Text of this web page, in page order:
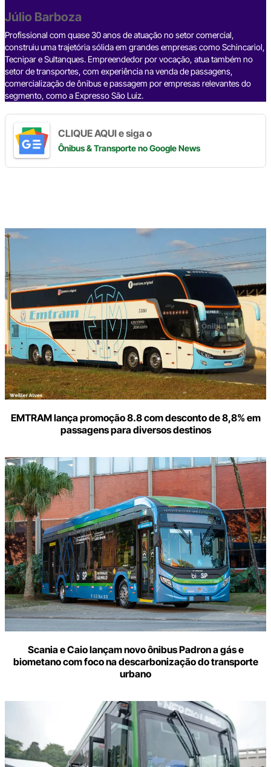
o
k
Júlio Barboza
Profissional com quase 30 anos de atuação no setor comercial,
construiu uma trajetória sólida em grandes empresas como Schincariol,
Tecnipar e Sultanques. Empreendedor por vocação, atua também no
setor de transportes, com experiência na venda de passagens,
comercialização de ônibus e passagem por empresas relevantes do
segmento, como a Expresso São Luiz.
CLIQUE AQUI e siga o
Ônibus & Transporteno Google News
EMTRAM lança promoção 8.8 com desconto de 8,8% em
passagens para diversos destinos
Scania e Caio lançam novo ônibus Padron a gás e
biometano com foco na descarbonização do transporte
urbano
Digite
aqui
o
seu
e-
mail